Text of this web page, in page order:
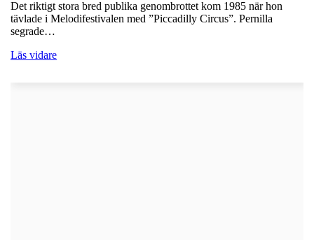
Det riktigt stora bred publika genombrottet kom 1985 när hon
tävlade i Melodifestivalen med ”Piccadilly Circus”. Pernilla
segrade…
Läs vidare